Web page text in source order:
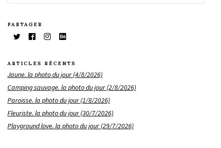
PARTAGER
ARTICLES RÉCENTS
Jaune. la photo du jour (4/8/2026)
Camping sauvage. la photo du jour (2/8/2026)
Paroisse. la photo du jour (1/8/2026)
Fleuriste. la photo du jour (30/7/2026)
Playground love. la photo du jour (29/7/2026)